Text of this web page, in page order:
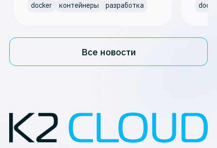
docker контейнеры разработка
Все новости